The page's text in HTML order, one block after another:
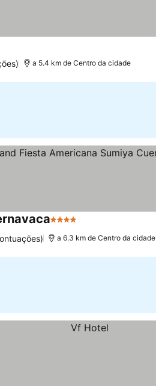
a 5.4 km de Centro da cidade
4 Estrelas
a 6.3 km de Centro da cidade